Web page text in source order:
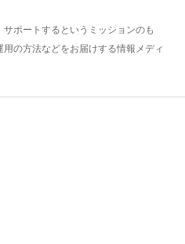
ポートするというミッションのも
の方法などをお届けする情報メディ